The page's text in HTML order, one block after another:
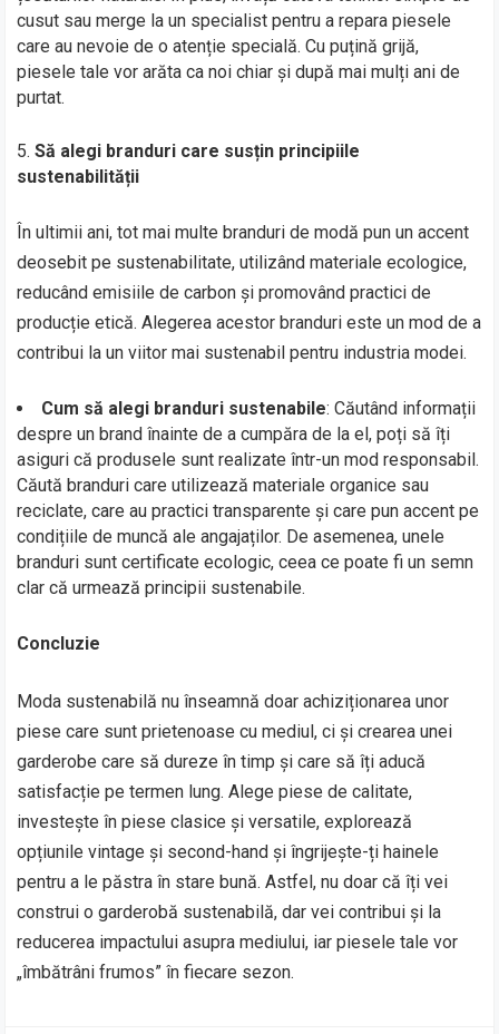
cusut sau merge la un specialist pentru a repara piesele
care au nevoie de o atenție specială. Cu puțină grijă,
piesele tale vor arăta ca noi chiar și după mai mulți ani de
purtat.
Să alegi branduri care susțin principiile
sustenabilității
În ultimii ani, tot mai multe branduri de modă pun un accent
deosebit pe sustenabilitate, utilizând materiale ecologice,
reducând emisiile de carbon și promovând practici de
producție etică. Alegerea acestor branduri este un mod de a
contribui la un viitor mai sustenabil pentru industria modei.
Cum să alegi branduri sustenabile: Căutând informații
despre un brand înainte de a cumpăra de la el, poți să îți
asiguri că produsele sunt realizate într-un mod responsabil.
Căută branduri care utilizează materiale organice sau
reciclate, care au practici transparente și care pun accent pe
condițiile de muncă ale angajaților. De asemenea, unele
branduri sunt certificate ecologic, ceea ce poate fi un semn
clar că urmează principii sustenabile.
Concluzie
Moda sustenabilă nu înseamnă doar achiziționarea unor
piese care sunt prietenoase cu mediul, ci și crearea unei
garderobe care să dureze în timp și care să îți aducă
satisfacție pe termen lung. Alege piese de calitate,
investește în piese clasice și versatile, explorează
opțiunile vintage și second-hand și îngrijește-ți hainele
pentru a le păstra în stare bună. Astfel, nu doar că îți vei
construi o garderobă sustenabilă, dar vei contribui și la
reducerea impactului asupra mediului, iar piesele tale vor
„îmbătrâni frumos” în fiecare sezon.